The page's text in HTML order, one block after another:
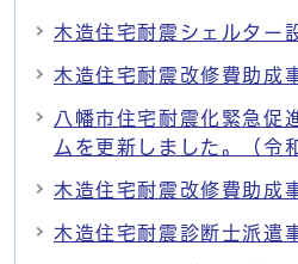
木造住宅耐震シェルター
木造住宅耐震改修費助成
八幡市住宅耐震化緊急促
ムを更新しました。（令
木造住宅耐震改修費助成
木造住宅耐震診断士派遣